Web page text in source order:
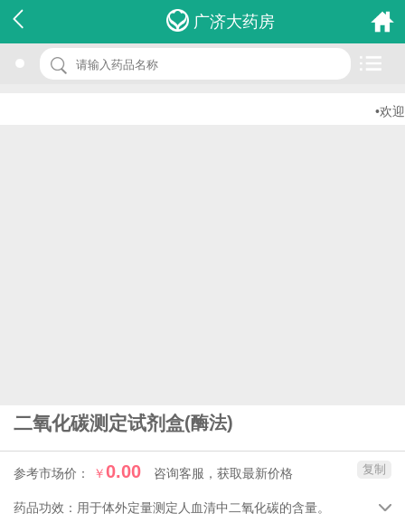
广济大药房
•欢迎
二氧化碳测定试剂盒(酶法)
参考市场价： ￥0.00 咨询客服，获取最新价格
名 称：二氧化碳测定试剂盒
品 牌：(酶法)
复制
药品功效： 用于体外定量测定人血清中二氧化碳的含量。 